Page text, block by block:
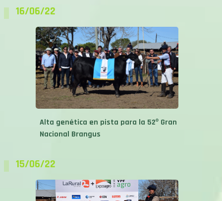
16/06/22
Alta genética en pista para la 52º Gran
Nacional Brangus
15/06/22